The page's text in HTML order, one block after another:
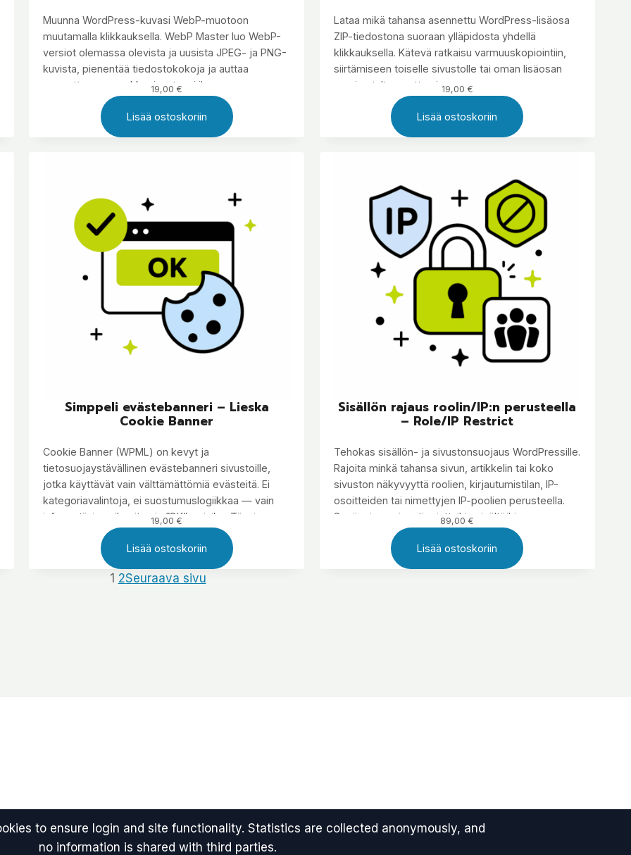
to ensure login and site functionality. Statistics are collected anonymously, and
no information is shared with third parties.
Muunna WordPress-kuvasi WebP-muotoon
muutamalla klikkauksella. WebP Master luo WebP-
versiot olemassa olevista ja uusista JPEG- ja PNG-
kuvista, pienentää tiedostokokoja ja auttaa
nopeuttamaan verkkosivustoasi ilman
monimutkaisia asetuksia.
19,00 €
Lisää ostoskoriin
Lataa mikä tahansa asennettu WordPress-lisäosa
ZIP-tiedostona suoraan ylläpidosta yhdellä
klikkauksella. Kätevä ratkaisu varmuuskopiointiin,
siirtämiseen toiselle sivustolle tai oman lisäosan
version talteen ottamiseen.
19,00 €
Lisää ostoskoriin
Simppeli evästebanneri – Lieska
Cookie Banner
Cookie Banner (WPML) on kevyt ja
tietosuojaystävällinen evästebanneri sivustoille,
jotka käyttävät vain välttämättömiä evästeitä. Ei
kategoriavalintoja, ei suostumuslogiikkaa — vain
informatiivinen ilmoitus ja ”OK”-painike. Täysin
WPML-käännettävä ja sisältää saavutettavan
tietosuojamodaalin sekä
uudelleenavauspainikkeen.
19,00 €
Lisää ostoskoriin
Sisällön rajaus roolin/IP:n perusteella
– Role/IP Restrict
Tehokas sisällön- ja sivustonsuojaus WordPressille.
Rajoita minkä tahansa sivun, artikkelin tai koko
sivuston näkyvyyttä roolien, kirjautumistilan, IP-
osoitteiden tai nimettyjen IP-poolien perusteella.
Sopii erinomaisesti rajattuihin sisältöihin,
asiakasportaaleihin, intraneteihin, ekstraneteihin,
projektisivuihin, jäsenyysisältöihin, staging-
ympäristöihin ja kaikkiin tilanteisiin, joissa tarvitaan
89,00 €
Lisää ostoskoriin
1 2Seuraava sivu